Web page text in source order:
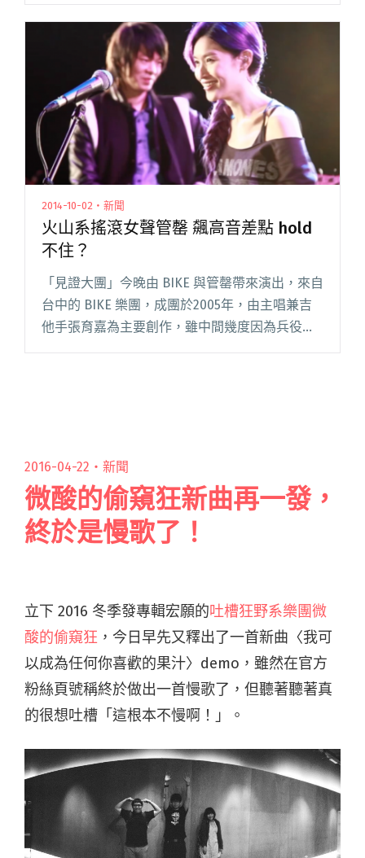
樂評人林勝韋擔任主持。 每個時代都有著抵抗者
的聲音，不管是閱讀全文 "批判的搖滾x饒舌 拷秋
勤與農村武裝青年開講"
2014-10-02・新聞
火山系搖滾女聲管罄 飆高音差點 hold
不住？
「見證大團」今晚由 BIKE 與管罄帶來演出，來自
台中的 BIKE 樂團，成團於2005年，由主唱兼吉
他手張育嘉為主要創作，雖中間幾度因為兵役問
題及團員更換休團多時，2012年 BIKE 復出，找回
2016-04-22・ 新聞
微酸的偷窺狂新曲再一發，
終於是慢歌了！
立下 2016 冬季發專輯宏願的吐槽狂野系樂團微
酸的偷窺狂 ，今日早先又釋出了一首新曲〈我可
以成為任何你喜歡的果汁〉demo，雖然在官方
粉絲頁號稱終於做出一首慢歌了，但聽著聽著真
的很想吐槽「這根本不慢啊！」。